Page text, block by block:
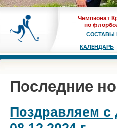
Чемпионат
по
СОСТАВЫ
КАЛЕНДАРЬ
Последние
Поздравляем с